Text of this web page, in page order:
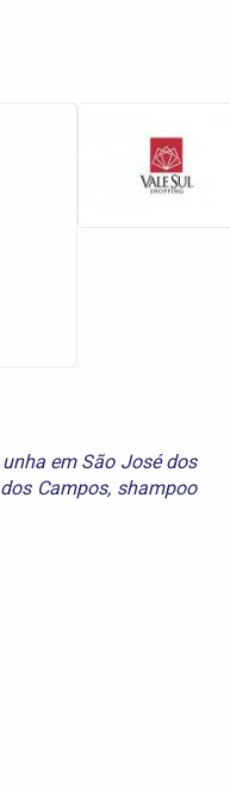
em São José dos
Campos, shampoo